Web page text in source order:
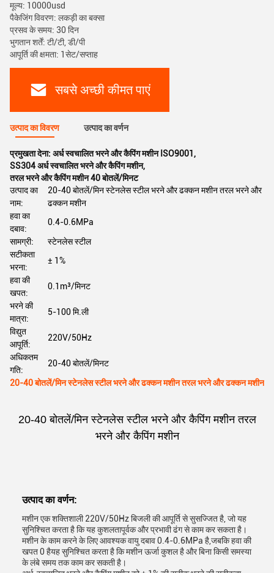
मूल्य: 10000usd
पैकेजिंग विवरण: लकड़ी का बक्सा
प्रसव के समय: 30 दिन
भुगतान शर्तें: टी/टी, डी/पी
आपूर्ति की क्षमता: 1सेट/सप्ताह
सबसे अच्छी कीमत पाएं
उत्पाद का विवरण उत्पाद का वर्णन
प्रमुखता देना: अर्ध स्वचालित भरने और कैपिंग मशीन ISO9001 ,
SS304 अर्ध स्वचालित भरने और कैपिंग मशीन,
तरल भरने और कैपिंग मशीन 40 बोतलें/मिनट
उत्पाद का
नाम:
20-40 बोतलें/मिन स्टेनलेस स्टील भरने और ढक्कन मशीन तरल भरने और
ढक्कन मशीन
हवा का
दबाव:
0.4-0.6MPa
सामग्री:
स्टेनलेस स्टील
सटीकता
भरना:
± 1%
हवा की
खपत:
0.1m³/मिनट
भरने की
मात्रा:
5-100 मि.ली
विद्युत
आपूर्ति:
220V/50Hz
अधिकतम
गति:
20-40 बोतलें/मिनट
20-40 बोतलें/मिन स्टेनलेस स्टील भरने और ढक्कन मशीन तरल भरने और ढक्कन मशीन
20-40 बोतलें/मिन स्टेनलेस स्टील भरने और कैपिंग मशीन तरल
भरने और कैपिंग मशीन
उत्पाद का वर्णन:
मशीन एक शक्तिशाली 220V/50Hz बिजली की आपूर्ति से सुसज्जित है, जो यह
सुनिश्चित करता है कि यह कुशलतापूर्वक और प्रभावी ढंग से काम कर सकता है।
मशीन के काम करने के लिए आवश्यक वायु दबाव 0.4-0.6MPa है,जबकि हवा की
खपत 0 हैयह सुनिश्चित करता है कि मशीन ऊर्जा कुशल है और बिना किसी समस्या
के लंबे समय तक काम कर सकती है।